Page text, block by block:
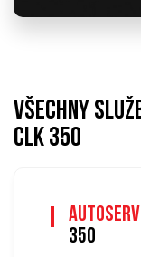
Všechny
clk 350
350